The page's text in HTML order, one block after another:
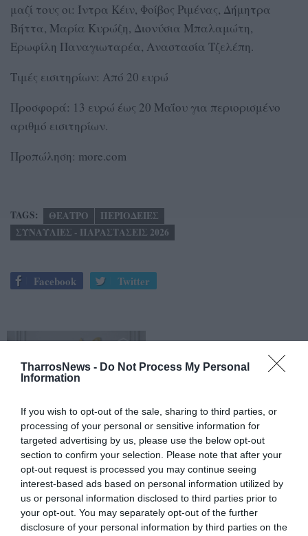
TharrosNews - Do Not Process My Personal
Information
If you wish to opt-out of the sale, sharing to third parties, or
processing of your personal or sensitive information for
targeted advertising by us, please use the below opt-out
section to confirm your selection. Please note that after your
opt-out request is processed you may continue seeing
interest-based ads based on personal information utilized by
us or personal information disclosed to third parties prior to
your opt-out. You may separately opt-out of the further
disclosure of your personal information by third parties on the
μαζί τους οι: Ίντρα Κέιν, Φοίβος Ριμένας, Δήμητρα
Βήττα, Μαρία Κυρώζη, Διονύσια Μπαλαμώτη,
Ερωφίλη Παναγιωταρέα, Αναστασία Τζελέπη.
Τιμές εισιτηρίων: Από 20 ευρώ
Προσφορά: 13 ευρώ έως 20 Μαΐου για περιορισμένο
αριθμό εισιτηρίων.
Προπώληση: more.com
TAGS: ΘΕΑΤΡΟ
ΠΕΡΙΟΔΕΙΕΣ
ΣΥΝΑΥΛΙΕΣ - ΠΑΡΑΣΤΑΣΕΙΣ 2026
Facebook Twitter